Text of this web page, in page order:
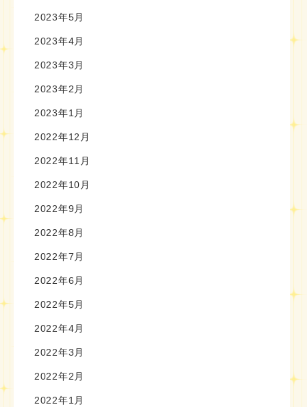
2023年5月
2023年4月
2023年3月
2023年2月
2023年1月
2022年12月
2022年11月
2022年10月
2022年9月
2022年8月
2022年7月
2022年6月
2022年5月
2022年4月
2022年3月
2022年2月
2022年1月